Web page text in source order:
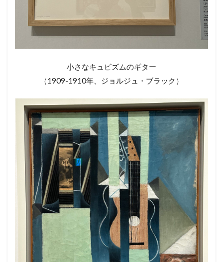
小さなキュビズムのギター
（1909-1910年、ジョルジュ・ブラック）